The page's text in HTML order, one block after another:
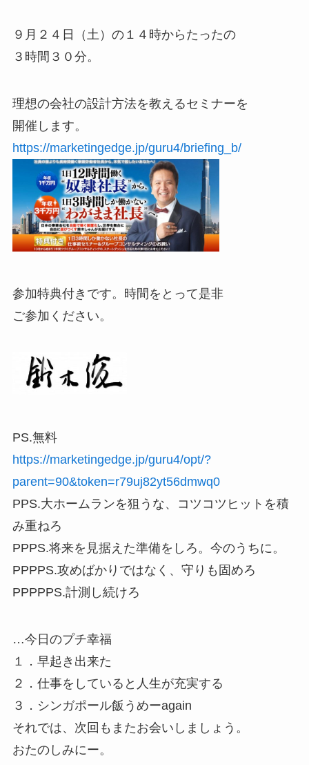
９月２４日（土）の１４時からたったの
３時間３０分。
理想の会社の設計方法を教えるセミナーを
開催します。
https://marketingedge.jp/guru4/briefing_b/
参加特典付きです。時間をとって是非
ご参加ください。
PS.無料
https://marketingedge.jp/guru4/opt/?
parent=90&token=r79uj82yt56dmwq0
PPS.大ホームランを狙うな、コツコツヒットを積
み重ねろ
PPPS.将来を見据えた準備をしろ。今のうちに。
PPPPS.攻めばかりではなく、守りも固めろ
PPPPPS.計測し続けろ
…今日のプチ幸福
１．早起き出来た
２．仕事をしていると人生が充実する
３．シンガポール飯うめーagain
それでは、次回もまたお会いしましょう。
おたのしみにー。